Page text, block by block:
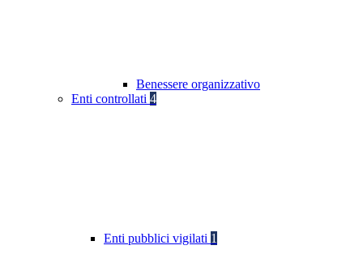
Benessere organizzativo
Enti controllati 4
Enti pubblici vigilati 1